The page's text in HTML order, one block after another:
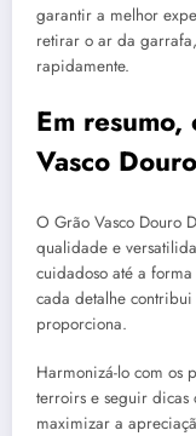
garantir a melhor
retirar o ar da
rapidamente.
Em
Vasco
O Grão Vasco Douro
qualidade e
cuidadoso até a
cada detalhe
proporciona.
Harmonizá-lo com os
terroirs e seguir dicas
maximizar a